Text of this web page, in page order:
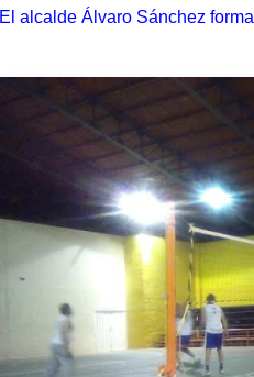
El alcalde Álvaro Sánchez